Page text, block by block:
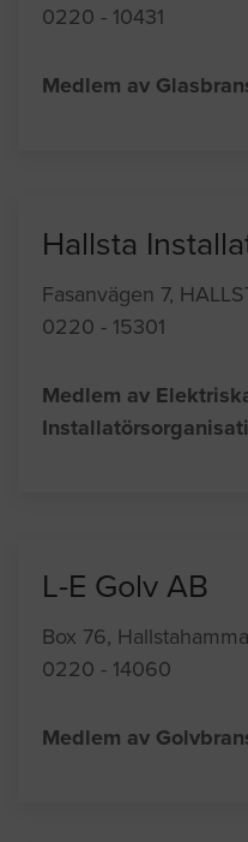
0220 - 10431
Medlem av
Hallsta
Fasanvägen 7,
0220 - 15301
Medlem av
L-E Golv AB
Box 76,
0220 - 14060
Medlem av